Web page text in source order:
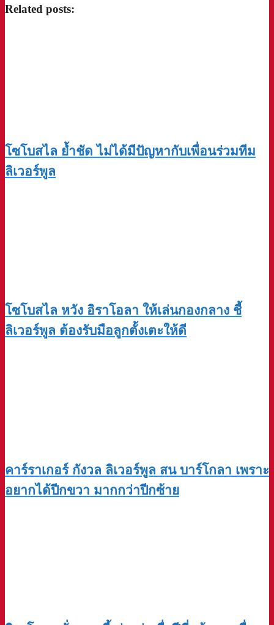
Related posts:
โซโบสไล ย้ำชัด ไม่ได้มีปัญหากับเพื่อนร่วมทีม
ลิเวอร์พูล
โซโบสไล หวัง อิราโอลา ให้เล่นกองกลาง ชี้
ลิเวอร์พูล ต้องรับมือลูกตั้งเตะให้ดี
คาร์ราเกอร์ กังวล ลิเวอร์พูล สน บาร์โกลา เพราะ
อยากได้ปีกขวา มากกว่าปีกซ้าย